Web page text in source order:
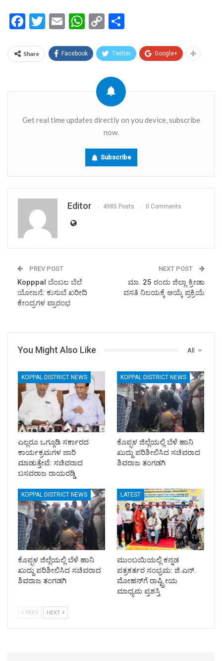
Facebook
Twitter
EmailWhatsApp
Copy
Share Facebook Twitter Google+
Get real time updates directly on you device, subscribe
now.
Subscribe
Editor 4985 Posts 0 Comments
PREV POST
Kopppal ಬೆಂಬಲ ಬೆಲೆ
ಯೋಜನೆ: ಕುಸುಬೆ ಖರೀದಿ
ಕೇಂದ್ರಗಳ ಪ್ರಾರಂಭ
NEXT POST
ಮಾ. 25 ರಂದು ಜಿಲ್ಲಾ ಕ್ರೀಡಾ
ವಸತಿ ನಿಲಯಕ್ಕೆ ಆಯ್ಕೆ ಪ್ರಕ್ರಿಯೆ
All
You Might Also Like
KOPPAL DISTRICT NEWS
ಎಲ್ಲರೂ ಒಗ್ಗೂಡಿ ಸರ್ಕಾರದ
ಕಾರ್ಯಕ್ರಮಗಳ ಜಾರಿ
ಮಾಡುತ್ತೇವೆ: ಸಚಿವರಾದ
ಬಸವರಾಜ ರಾಯರಡ್ಡಿ
KOPPAL DISTRICT NEWS
ಕೊಪ್ಫಳ ಜಿಲ್ಲೆಯಲ್ಲಿ ಬೆಳೆ ಹಾನಿ
ಖುದ್ದು ಪರಿಶೀಲಿಸಿದ ಸಚಿವರಾದ
ಶಿವರಾಜ ತಂಗಡಗಿ
KOPPAL DISTRICT NEWS
ಕೊಪ್ಫಳ ಜಿಲ್ಲೆಯಲ್ಲಿ ಬೆಳೆ ಹಾನಿ
ಖುದ್ದು ಪರಿಶೀಲಿಸಿದ ಸಚಿವರಾದ
ಶಿವರಾಜ ತಂಗಡಗಿ
LATEST
ಮುಂಬಯಿಯಲ್ಲಿ ಕನ್ನಡ
ಪತ್ರಕರ್ತರ ಸಂಭ್ರಮ: ಜಿ.ಎನ್.
ಮೋಹನ್‌ಗೆ ರಾಷ್ಟ್ರೀಯ
ಮಾಧ್ಯಮ ಪ್ರಶಸ್ತಿ
PREV NEXT